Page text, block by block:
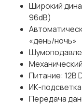
Широкий
96dB)
«день/ночь»
Питание: 12В
ИК-
Передача